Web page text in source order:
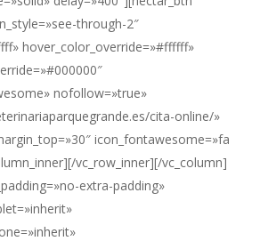
through-2″
hover_color_override=»#ffffff»
nofollow=»true»
cita-online/»
icon_fontawesome=»fa
vc_row_inner][/vc_column]
extra-padding»